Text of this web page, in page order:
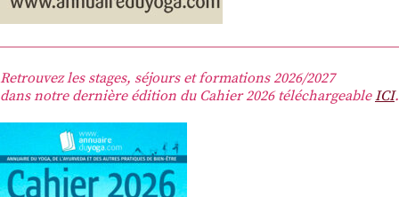
Retrouvez les stages, séjours et formations 2026/2027
dans notre dernière édition du Cahier 2026 téléchargeableICI.